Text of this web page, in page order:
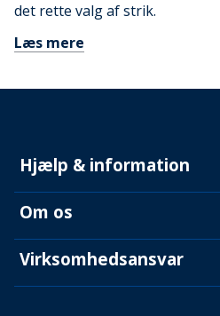
det rette valg af strik.
Læs mere
Hjælp & information
Om os
Virksomhedsansvar